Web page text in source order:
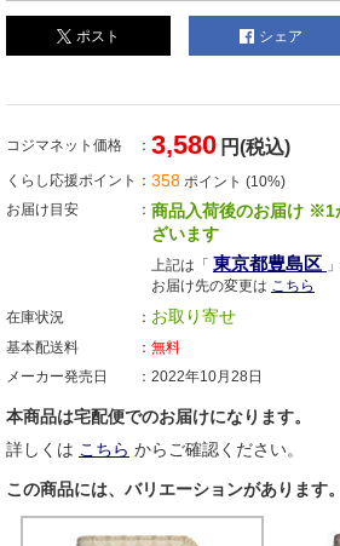
ポスト シェア
コジマネット価格 3,580 円(税込)
くらし応援ポイント 358 ポイント (10%)
お届け目安
商品入荷後のお届け ※1
ざいます
上記は「 東京都豊島区
お届け先の変更は こちら
在庫状況
お取り寄せ
基本配送料
無料
メーカー発売日
2022年10月28日
本商品は宅配便でのお届けになります。
詳しくは こちら からご確認ください。
この商品には、バリエーションがあります